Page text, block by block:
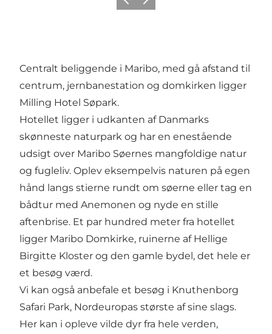
ForrigeNæste
Centralt beliggende i Maribo, med gå afstand til
centrum, jernbanestation og domkirken ligger
Milling Hotel Søpark.
Hotellet ligger i udkanten af Danmarks
skønneste naturpark og har en enestående
udsigt over Maribo Søernes mangfoldige natur
og fugleliv. Oplev eksempelvis naturen på egen
hånd langs stierne rundt om søerne eller tag en
bådtur med Anemonen og nyde en stille
aftenbrise. Et par hundred meter fra hotellet
ligger Maribo Domkirke, ruinerne af Hellige
Birgitte Kloster og den gamle bydel, det hele er
et besøg værd.
Vi kan også anbefale et besøg i Knuthenborg
Safari Park, Nordeuropas største af sine slags.
Her kan i opleve vilde dyr fra hele verden,